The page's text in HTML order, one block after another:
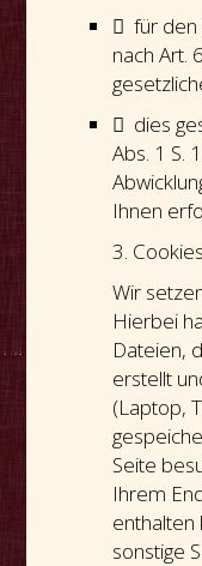
 für den
nach Art.
 dies
Abs. 1 S.
Ihnen
3. Cookies
Wir
Hierbei
Dateien,
erstellt
(Laptop,
Seite
Ihrem
enthalten
sonstige